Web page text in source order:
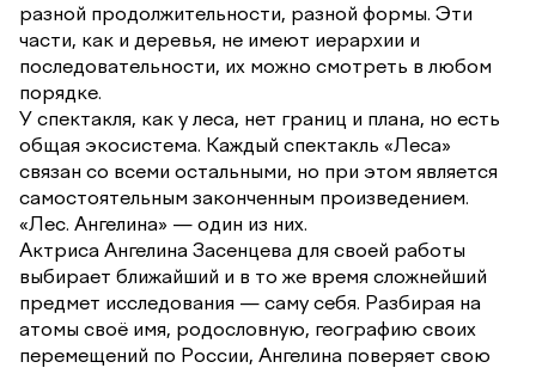
разной продолжительности, разной формы. Эти
части, как и деревья, не имеют иерархии и
последовательности, их можно смотреть в любом
порядке.
У спектакля, как у леса, нет границ и плана, но есть
общая экосистема. Каждый спектакль «Леса»
связан со всеми остальными, но при этом является
самостоятельным законченным произведением.
«Лес. Ангелина» — один из них.
Актриса Ангелина Засенцева для своей работы
выбирает ближайший и в то же время сложнейший
предмет исследования — саму себя. Разбирая на
атомы своё имя, родословную, географию своих
перемещений по России, Ангелина поверяет свою